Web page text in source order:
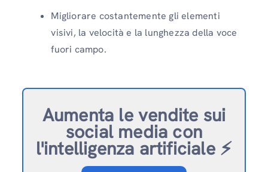
Migliorare costantemente gli elementi
visivi, la velocità e la lunghezza della voce
fuori campo.
Aumenta le vendite sui
social media con
l'intelligenza artificiale ⚡️